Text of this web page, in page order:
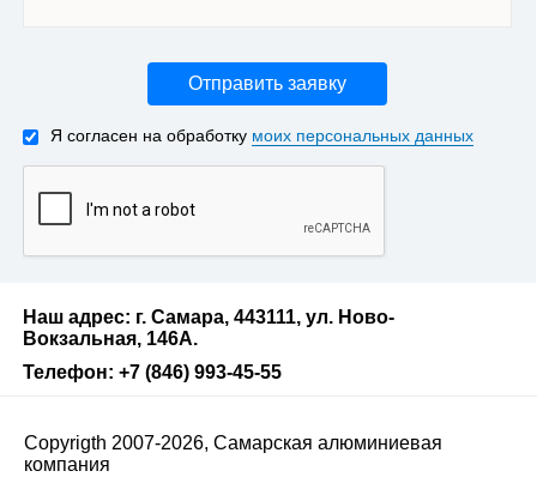
Отправить заявку
Я согласен на обработку моих персональных данных
Наш адрес: г. Самара, 443111, ул. Ново-
Вокзальная, 146А.
Телефон: +7 (846) 993-45-55
Copyrigth 2007-2026, Самарская алюминиевая
компания